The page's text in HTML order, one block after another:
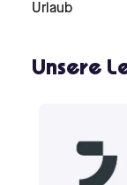
Urlaub
Unsere